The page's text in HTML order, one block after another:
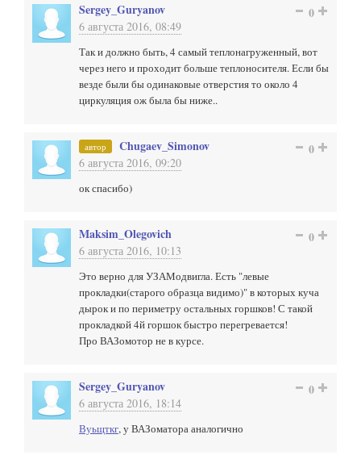
Sergey_Guryanov
6 августа 2016, 08:49
0
Так и должно быть, 4 самый теплонагруженный, вот
через него и проходит больше теплоносителя. Если бы
везде были бы одинаковые отверстия то около 4
циркуляция ож была бы ниже..
автор Chugaev_Simonov
6 августа 2016, 09:20
0
ок спасибо)
Maksim_Olegovich
6 августа 2016, 10:13
0
Это верно для УЗАМодвигла. Есть "левые
прокладки(старого образца видимо)" в которых куча
дырок и по периметру остальных горшков! С такой
прокладкой 4й горшок быстро перегревается!
Про ВАЗомотор не в курсе.
Sergey_Guryanov
6 августа 2016, 18:14
0
Вуьщткг, у ВАЗоматора аналогично